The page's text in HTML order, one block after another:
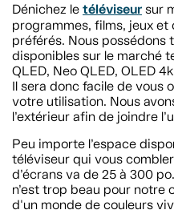
Dénichez le téléviseur sur
programmes, films, jeux
préférés. Nous possédons
disponibles sur le marché
QLED, Neo QLED, OLED
Il sera donc facile de vous
votre utilisation. Nous
l’extérieur afin de joindre
Peu importe l’espace
téléviseur qui vous
d’écrans va de 25 à 300
n’est trop beau pour notre
d'un monde de couleurs